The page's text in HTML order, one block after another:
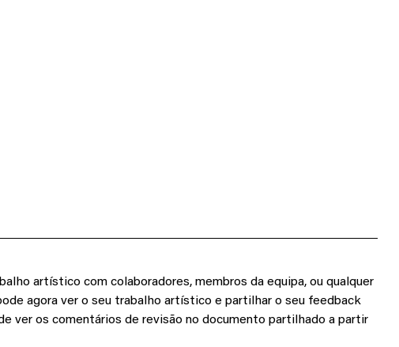
artístico com colaboradores, membros da equipa, ou qualquer
agora ver o seu trabalho artístico e partilhar o seu feedback
ver os comentários de revisão no documento partilhado a partir